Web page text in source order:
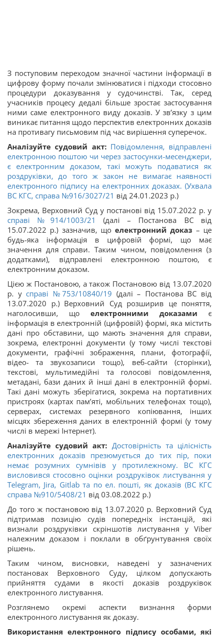
З поступовим переходом значної частини інформації в
цифрову форму почали змінюватися і підходи стосовно
процедури доказування у судочинстві. Так, серед
учасників процесу дедалі більше зростає застосування
ними саме електронного виду доказів. У зв’язку з цим
виникає питання щодо перспектив електронних доказів
на противагу письмовим під час вирішення суперечок.
Аналізуйте судовий акт: Повідомлення, відправлені
електронною поштою чи через застосунки-месенджери,
є електронним доказом, такі можуть подаватися як
роздруківки, до того ж закон не вимагає наявності
електронного підпису на електронних доказах. (Ухвала
ВС КГС, справа №916/3027/21 від 24.01.2023 р.)
Зокрема, Верховний Суд у постанові від 15.07.2022 р. у
справі №914/1003/21
(далі – Постанова ВС від
15.07.2022 р.) зазначив, щоелектронний доказ – це
будь-яка інформація в цифровій формі, що має
значення для справи. Таким чином, повідомлення (з
додатками), відправлені електронною поштою, є
електронним доказом.
Цією ж Постановою, а також Постановою від 13.07.2020
р. усправі №753/10840/19 (далі – Постанова ВС від
13.07.2020 р.) Верховний Суд розширив це поняття,
наголосивши, що електронними доказами є
інформація в електронній (цифровій) формі, яка містить
дані про обставини, що мають значення для справи,
зокрема, електронні документи (у тому числі текстові
документи, графічні зображення, плани, фотографії,
відео- та звукозаписи тощо), веб-сайти (сторінки),
текстові, мультимедійні та голосові повідомлення,
метадані, бази даних й інші дані в електронній формі.
Такі дані можуть зберігатися, зокрема на портативних
пристроях (картах пам’яті, мобільних телефонах тощо),
серверах, системах резервного копіювання, інших
місцях збереження даних в електронній формі (у тому
числі в мережі Інтернет).
Аналізуйте судовий акт: Достовірність та цілісність
електронних доказів презюмується до тих пір, поки
немає розумних сумнівів у протилежному. ВС КГС
висловився стосовно оцінки роздруківок листування у
Telegram, Jira, Gitlab та по ел. пошті, як доказів (ВС КГС
справа №910/5408/21 від 03.08.2022 р.)
До того ж постановою від 13.07.2020 р. Верховний Суд
підтримав позицію судів попередніх інстанцій, які
визнали роздруківки скріншотів листування у Viber
належним доказом і поклали в обґрунтування своїх
рішень.
Таким чином, висновки, наведені у зазначених
постановах Верховного Суду, цілком допускають
прийняття судами в якості доказів роздруківок
електронного листування.
Розглянемо окремі аспекти визнання форми
електронного листування як доказу.
Використання електронного підпису особами, які